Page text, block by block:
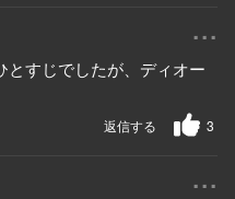
...
とすじでしたが、ディオー
3
返信する
...